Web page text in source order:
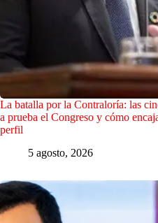
La batalla por la Contraloría: las
a prueba el Congreso y cómo
perfil
5 agosto, 2026